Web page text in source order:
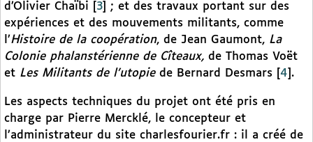
d’Olivier Chaïbi
3
; et des travaux portant sur des
expériences et des mouvements militants, comme
l’Histoire de la coopération, de Jean Gaumont, La
Colonie phalanstérienne de Cîteaux, de Thomas Voët
et Les Militants de l’utopie de Bernard Desmars 4 .
Les aspects techniques du projet ont été pris en
charge par Pierre Mercklé, le concepteur et
l’administrateur du site charlesfourier.fr : il a créé de